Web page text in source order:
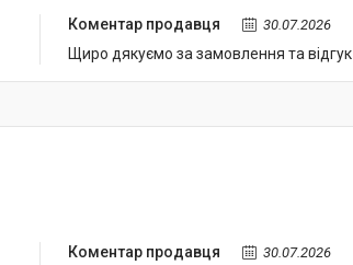
Коментар продавця 30.07.2026
Щиро дякуємо за замовлення та відгук
Коментар продавця 30.07.2026